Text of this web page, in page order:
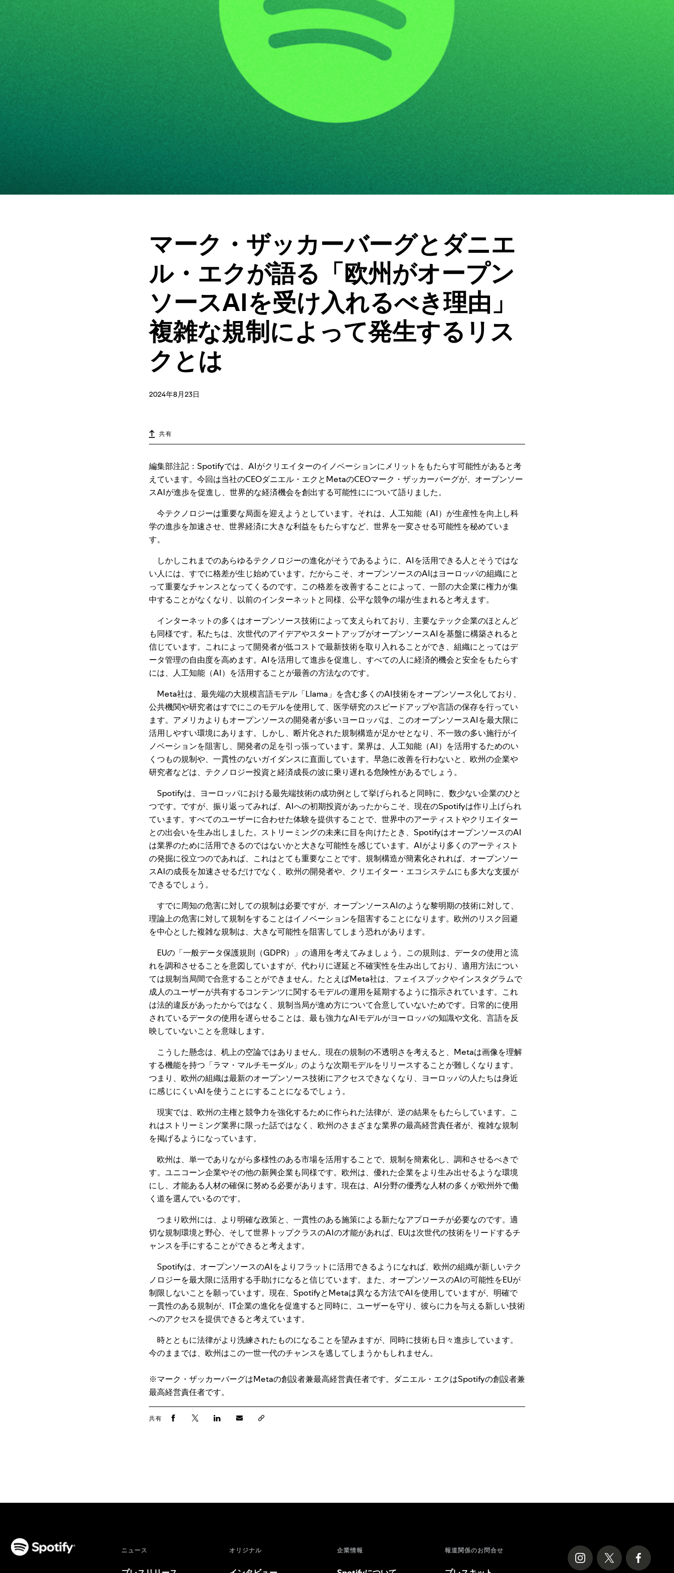
マーク・ザッカーバーグとダニエ
ル・エクが語る「欧州がオープン
ソースAIを受け入れるべき理由」
複雑な規制によって発生するリス
クとは
2024年8月23日
共有
編集部注記：Spotifyでは、AIがクリエイターのイノベーションにメリットをもたらす可能性があると考
えています。今回は当社のCEOダニエル・エクとMetaのCEOマーク・ザッカーバーグが、オープンソー
スAIが進歩を促進し、世界的な経済機会を創出する可能性にについて語りました。
今テクノロジーは重要な局面を迎えようとしています。それは、人工知能（AI）が生産性を向上し科
学の進歩を加速させ、世界経済に大きな利益をもたらすなど、世界を一変させる可能性を秘めていま
す。
しかしこれまでのあらゆるテクノロジーの進化がそうであるように、AIを活用できる人とそうではな
い人には、すでに格差が生じ始めています。だからこそ、オープンソースのAIはヨーロッパの組織にと
って重要なチャンスとなってくるのです。この格差を改善することによって、一部の大企業に権力が集
中することがなくなり、以前のインターネットと同様、公平な競争の場が生まれると考えます。
インターネットの多くはオープンソース技術によって支えられており、主要なテック企業のほとんど
も同様です。私たちは、次世代のアイデアやスタートアップがオープンソースAIを基盤に構築されると
信じています。これによって開発者が低コストで最新技術を取り入れることができ、組織にとってはデ
ータ管理の自由度を高めます。AIを活用して進歩を促進し、すべての人に経済的機会と安全をもたらす
には、人工知能（AI）を活用することが最善の方法なのです。
Meta社は、最先端の大規模言語モデル「Llama」を含む多くのAI技術をオープンソース化しており、
公共機関や研究者はすでにこのモデルを使用して、医学研究のスピードアップや言語の保存を行ってい
ます。アメリカよりもオープンソースの開発者が多いヨーロッパは、このオープンソースAIを最大限に
活用しやすい環境にあります。しかし、断片化された規制構造が足かせとなり、不一致の多い施行がイ
ノベーションを阻害し、開発者の足を引っ張っています。業界は、人工知能（AI）を活用するためのい
くつもの規制や、一貫性のないガイダンスに直面しています。早急に改善を行わないと、欧州の企業や
研究者などは、テクノロジー投資と経済成長の波に乗り遅れる危険性があるでしょう。
Spotifyは、ヨーロッパにおける最先端技術の成功例として挙げられると同時に、数少ない企業のひと
つです。ですが、振り返ってみれば、AIへの初期投資があったからこそ、現在のSpotifyは作り上げられ
ています。すべてのユーザーに合わせた体験を提供することで、世界中のアーティストやクリエイター
との出会いを生み出しました。ストリーミングの未来に目を向けたとき、SpotifyはオープンソースのAI
は業界のために活用できるのではないかと大きな可能性を感じています。AIがより多くのアーティスト
の発掘に役立つのであれば、これはとても重要なことです。規制構造が簡素化されれば、オープンソー
スAIの成長を加速させるだけでなく、欧州の開発者や、クリエイター・エコシステムにも多大な支援が
できるでしょう。
すでに周知の危害に対しての規制は必要ですが、オープンソースAIのような黎明期の技術に対して、
理論上の危害に対して規制をすることはイノベーションを阻害することになります。欧州のリスク回避
を中心とした複雑な規制は、大きな可能性を阻害してしまう恐れがあります。
EUの「一般データ保護規則（GDPR）」の適用を考えてみましょう。この規則は、データの使用と流
れを調和させることを意図していますが、代わりに遅延と不確実性を生み出しており、適用方法につい
ては規制当局間で合意することができません。たとえばMeta社は、フェイスブックやインスタグラムで
成人のユーザーが共有するコンテンツに関するモデルの運用を延期するように指示されています。これ
は法的違反があったからではなく、規制当局が進め方について合意していないためです。日常的に使用
されているデータの使用を遅らせることは、最も強力なAIモデルがヨーロッパの知識や文化、言語を反
映していないことを意味します。
こうした懸念は、机上の空論ではありません。現在の規制の不透明さを考えると、Metaは画像を理解
する機能を持つ「ラマ・マルチモーダル」のような次期モデルをリリースすることが難しくなります。
つまり、欧州の組織は最新のオープンソース技術にアクセスできなくなり、ヨーロッパの人たちは身近
に感じにくいAIを使うことにすることになるでしょう。
現実では、欧州の主権と競争力を強化するために作られた法律が、逆の結果をもたらしています。こ
れはストリーミング業界に限った話ではなく、欧州のさまざまな業界の最高経営責任者が、複雑な規制
を掲げるようになっています。
欧州は、単一でありながら多様性のある市場を活用することで、規制を簡素化し、調和させるべきで
す。ユニコーン企業やその他の新興企業も同様です。欧州は、優れた企業をより生み出せるような環境
にし、才能ある人材の確保に努める必要があります。現在は、AI分野の優秀な人材の多くが欧州外で働
く道を選んでいるのです。
つまり欧州には、より明確な政策と、一貫性のある施策による新たなアプローチが必要なのです。適
切な規制環境と野心、そして世界トップクラスのAIの才能があれば、EUは次世代の技術をリードするチ
ャンスを手にすることができると考えます。
Spotifyは、オープンソースのAIをよりフラットに活用できるようになれば、欧州の組織が新しいテク
ノロジーを最大限に活用する手助けになると信じています。また、オープンソースのAIの可能性をEUが
制限しないことを願っています。現在、SpotifyとMetaは異なる方法でAIを使用していますが、明確で
一貫性のある規制が、IT企業の進化を促進すると同時に、ユーザーを守り、彼らに力を与える新しい技術
へのアクセスを提供できると考えています。
時とともに法律がより洗練されたものになることを望みますが、同時に技術も日々進歩しています。
今のままでは、欧州はこの一世一代のチャンスを逃してしまうかもしれません。
※マーク・ザッカーバーグはMetaの創設者兼最高経営責任者です。ダニエル・エクはSpotifyの創設者兼
最高経営責任者です。
共有
ニュース オリジナル 企業情報 報道関係のお問合せ